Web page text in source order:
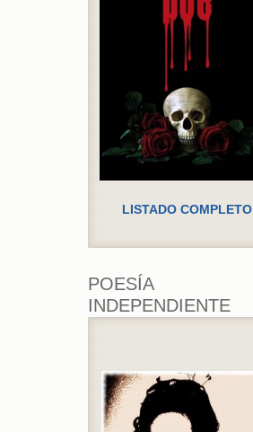
LISTADO COMPLETO
POESÍA
INDEPENDIENTE